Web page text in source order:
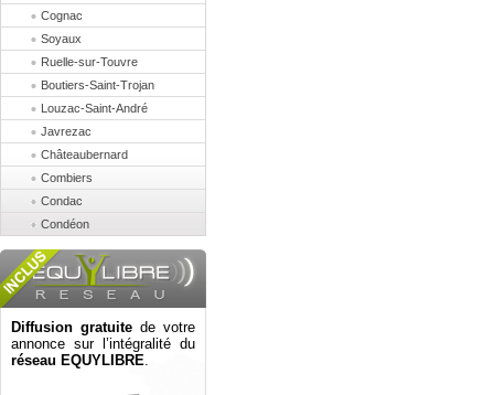
Cognac
Soyaux
Ruelle-sur-Touvre
Boutiers-Saint-Trojan
Louzac-Saint-André
Javrezac
Châteaubernard
Combiers
Condac
Condéon
Diffusion gratuite de votre
annonce sur l’intégralité du
réseau EQUYLIBRE.